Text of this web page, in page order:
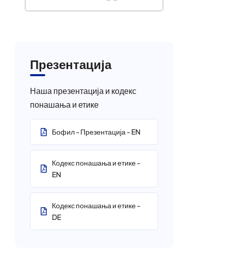
Презентација
Наша презентација и кодекс
понашања и етике
Бофил - Презентација - EN
Кодекс понашања и етике -
EN
Кодекс понашања и етике -
DE